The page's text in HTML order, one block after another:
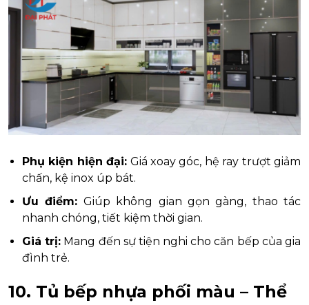
Phụ kiện hiện đại: Giá xoay góc, hệ ray trượt giảm
chấn, kệ inox úp bát.
Ưu điểm: Giúp không gian gọn gàng, thao tác
nhanh chóng, tiết kiệm thời gian.
Giá trị: Mang đến sự tiện nghi cho căn bếp của gia
đình trẻ.
10. Tủ bếp nhựa phối màu – Thể